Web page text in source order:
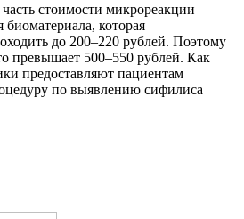
стоимости микрореакции
биоматериала, которая
до 200–220 рублей. Поэтому
превышает 500–550 рублей. Как
предоставляют пациентам
по выявлению сифилиса